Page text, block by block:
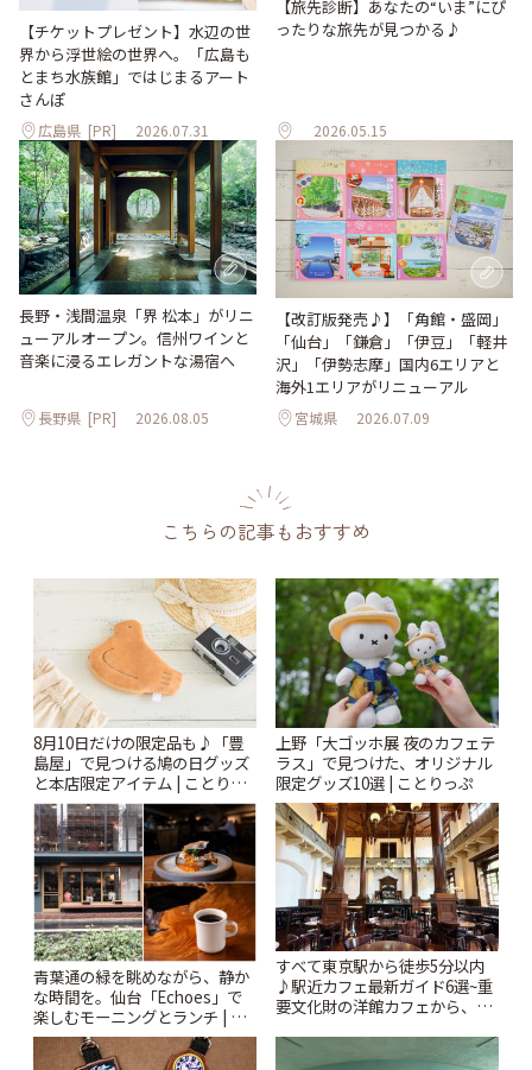
【チケットプレゼント】水辺の世
界から浮世絵の世界へ。「広島も
とまち水族館」ではじまるアート
さんぽ
広島県 [PR] 2026.07.31
【旅先診断】あなたの“いま”にぴ
ったりな旅先が見つかる♪
2026.05.15
長野・浅間温泉「界 松本」がリニ
ューアルオープン。信州ワインと
音楽に浸るエレガントな湯宿へ
長野県 [PR] 2026.08.05
【改訂版発売♪】「角館・盛岡」
「仙台」「鎌倉」「伊豆」「軽井
沢」「伊勢志摩」国内6エリアと
海外1エリアがリニューアル
宮城県 2026.07.09
こちらの記事もおすすめ
8月10日だけの限定品も♪「豊
島屋」で見つける鳩の日グッズ
と本店限定アイテム | ことりっ
ぷ
上野「大ゴッホ展 夜のカフェテ
ラス」で見つけた、オリジナル
限定グッズ10選 | ことりっぷ
青葉通の緑を眺めながら、静か
な時間を。仙台「Echoes」で
楽しむモーニングとランチ | こ
とりっぷ
すべて東京駅から徒歩5分以内
♪駅近カフェ最新ガイド6選~重
要文化財の洋館カフェから、改
りっぷ